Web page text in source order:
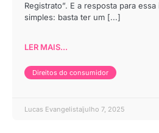
Registrato”. E a resposta para
simples: basta ter um [...]
LER MAIS...
Direitos do consumidor
Lucas Evangelistajulho 7, 2025